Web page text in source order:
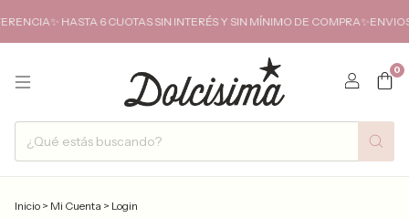
HASTA 6 CUOTAS SIN INTERÉS Y SIN MÍNIMO DE
0
Inicio > Mi Cuenta > Login